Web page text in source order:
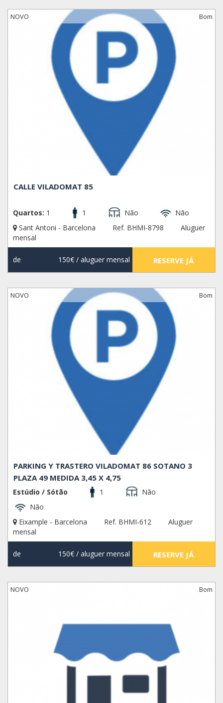
NOVO Bom
CALLE VILADOMAT 85
Quartos: 1 1 Não
Não
Sant Antoni - Barcelona
Ref. BHMI-8798
Aluguer
mensal
de 150€/ aluguer mensal RESERVE JÁ
NOVO Bom
PARKING Y TRASTERO VILADOMAT 86 SOTANO 3
PLAZA 49 MEDIDA 3,45 X 4,75
Estúdio / Sótão 1
Não
Não
Eixample - Barcelona
Ref. BHMI-612
Aluguer
mensal
de 150€/ aluguer mensal RESERVE JÁ
NOVO Bom